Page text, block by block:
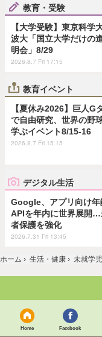
教育・受験
【大学受験】東京科学
波大「国立大学だけの
明会」8/29
2026.8.7 Fri 17:15
教育イベント
【夏休み2026】巨人G
で自由研究、世界の野
学ぶイベント8/15-16
2026.8.7 Fri 15:15
デジタル生活
Google、アプリ向け年
APIを年内に世界展開…
者保護を強化
2026.7.31 Fri 13:45
ホーム › 生活・健康 › 未就学児
Home Facebook